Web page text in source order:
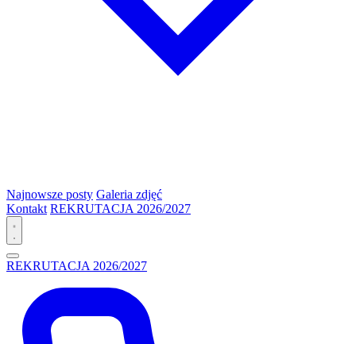
Najnowsze posty Galeria zdjęć
Kontakt REKRUTACJA 2026/2027
REKRUTACJA 2026/2027